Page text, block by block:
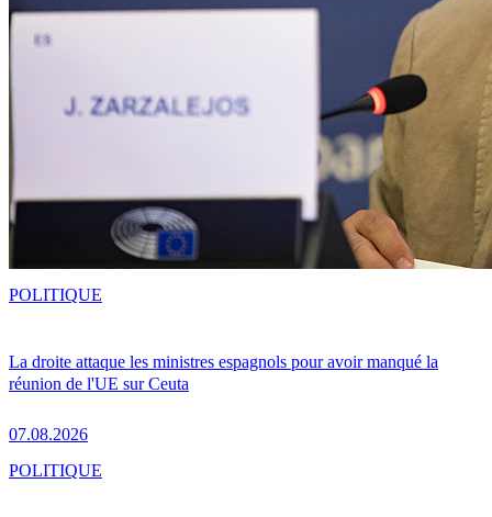
La droite attaque les ministres espagnols pour avoir manqué la
réunion de l'UE sur Ceuta
07.08.2026
POLITIQUE
POLITIQUE